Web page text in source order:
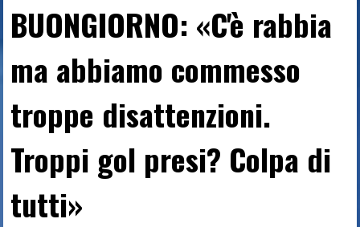
BUONGIORNO: «C'è rabbia
ma abbiamo commesso
troppe disattenzioni.
Troppi gol presi? Colpa di
tutti»